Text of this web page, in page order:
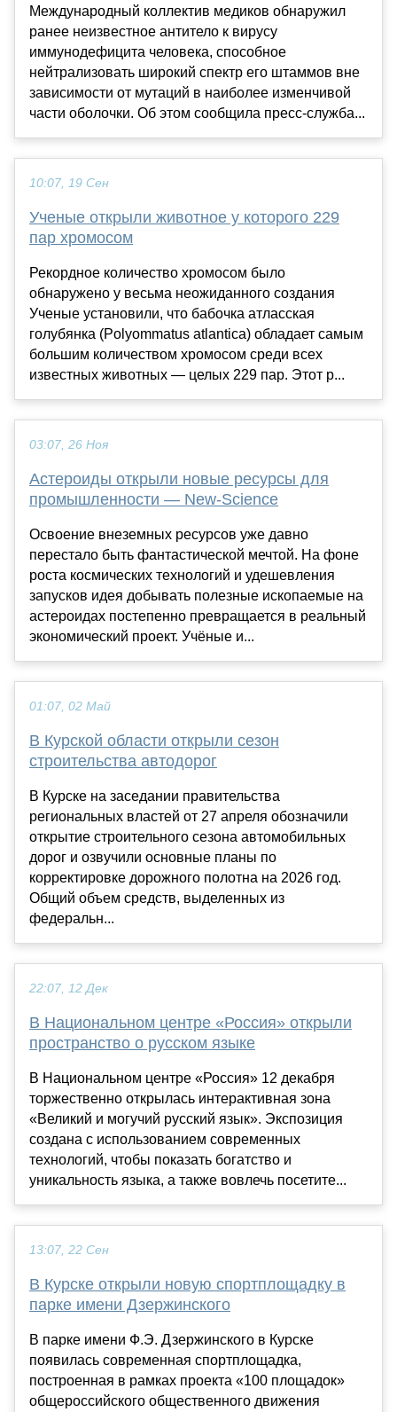
Международный коллектив медиков обнаружил
ранее неизвестное антитело к вирусу
иммунодефицита человека, способное
нейтрализовать широкий спектр его штаммов вне
зависимости от мутаций в наиболее изменчивой
части оболочки. Об этом сообщила пресс-служба...
10:07, 19 Сен
Ученые открыли животное у которого 229
пар хромосом
Рекордное количество хромосом было
обнаружено у весьма неожиданного создания
Ученые установили, что бабочка атласская
голубянка (Polyommatus atlantica) обладает самым
большим количеством хромосом среди всех
известных животных — целых 229 пар. Этот р...
03:07, 26 Ноя
Астероиды открыли новые ресурсы для
промышленности — New-Science
Освоение внеземных ресурсов уже давно
перестало быть фантастической мечтой. На фоне
роста космических технологий и удешевления
запусков идея добывать полезные ископаемые на
астероидах постепенно превращается в реальный
экономический проект. Учёные и...
01:07, 02 Май
В Курской области открыли сезон
строительства автодорог
В Курске на заседании правительства
региональных властей от 27 апреля обозначили
открытие строительного сезона автомобильных
дорог и озвучили основные планы по
корректировке дорожного полотна на 2026 год.
Общий объем средств, выделенных из
федеральн...
22:07, 12 Дек
В Национальном центре «Россия» открыли
пространство о русском языке
В Национальном центре «Россия» 12 декабря
торжественно открылась интерактивная зона
«Великий и могучий русский язык». Экспозиция
создана с использованием современных
технологий, чтобы показать богатство и
уникальность языка, а также вовлечь посетите...
13:07, 22 Сен
В Курске открыли новую спортплощадку в
парке имени Дзержинского
В парке имени Ф.Э. Дзержинского в Курске
появилась современная спортплощадка,
построенная в рамках проекта «100 площадок»
общероссийского общественного движения